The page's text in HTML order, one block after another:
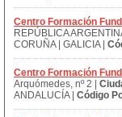
Centro Formación
REPÚBLICA
CORUÑA | GALICIA |
Centro Formación
Arquómedes, nº 2 |
ANDALUCÍA | Código